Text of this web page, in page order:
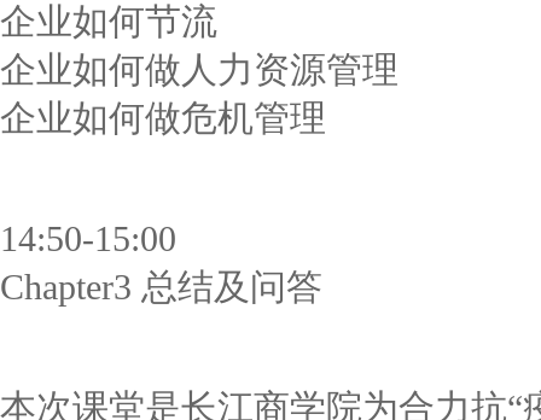
企业如何节流
企业如何做人力资源管理
企业如何做危机管理
14:50-15:00
Chapter3 总结及问答
本次课堂是长江商学院为合力抗“